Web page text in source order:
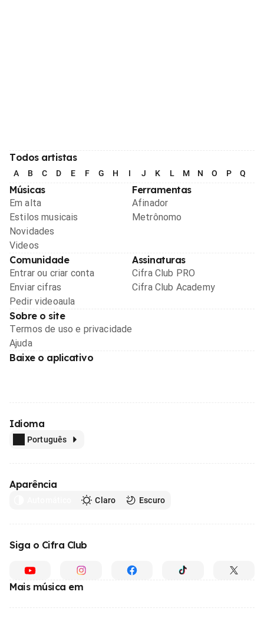
Todos artistas
A B C D E F G H I J K L M N O P Q
Músicas
Em alta
Estilos musicais
Novidades
Videos
Ferramentas
Afinador
Metrônomo
Comunidade
Entrar ou criar conta
Enviar cifras
Pedir videoaula
Assinaturas
Cifra Club PRO
Cifra Club Academy
Sobre o site
Termos de uso e privacidade
Ajuda
Baixe o aplicativo
Idioma
Português
Aparência
Claro Escuro
Siga o Cifra Club
Mais música em